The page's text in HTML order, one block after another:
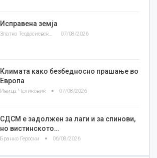
Исправена земја
Златко Теодосиевски 07/08/2026
Климата како безбедносно прашање во
Европа
Ивица Челиковиќ 07/08/2026
СДСМ е задолжен за лаги и за спинови,
но вистинското…
Бранко Героски 06/08/2026